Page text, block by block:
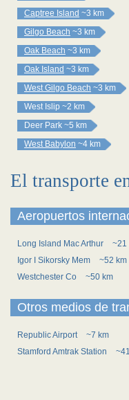
Captree Island ~3 km
Gilgo Beach ~3 km
Oak Beach ~3 km
Oak Island ~3 km
West Gilgo Beach ~3 km
West Islip ~2 km
Deer Park ~5 km
West Babylon ~4 km
El transporte
Aeropuertos
Long Island Mac Arthur
~21
Igor I Sikorsky Mem
~52 km
Westchester Co
~50 km
Otros medios de
Republic Airport
~7 km
Stamford Amtrak Station